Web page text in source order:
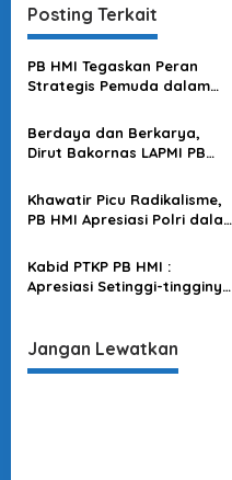
a
s
i
p
o
s
Posting Terkait
PB HMI Tegaskan Peran
Strategis Pemuda dalam
Berdaya dan Berkarya,
Dirut Bakornas LAPMI PB
Radikalisme dan Terorisme
Khawatir Picu Radikalisme,
PB HMI Apresiasi Polri dalam
Kabid PTKP PB HMI :
Apresiasi Setinggi-tingginya
Covid-19
Jangan Lewatkan